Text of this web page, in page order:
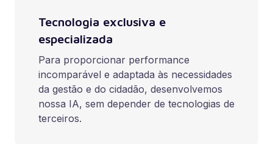
Tecnologia exclusiva e
especializada
Para proporcionar performance
incomparável e adaptada às necessidades
da gestão e do cidadão, desenvolvemos
nossa IA, sem depender de tecnologias de
terceiros.